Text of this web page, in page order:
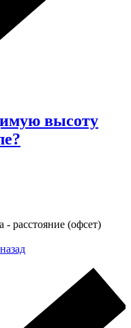
высоту
расстояние (офсет)